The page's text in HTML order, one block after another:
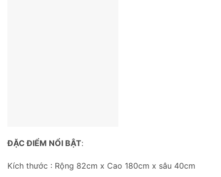
ĐẶC ĐIỂM NỔI BẬT:
Kích thước : Rộng 82cm x Cao 180cm x sâu 40cm